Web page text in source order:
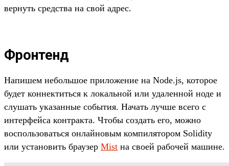
вернуть средства на свой адрес.
Фронтенд
Напишем небольшое приложение на Node.js, которое
будет коннектиться к локальной или удаленной ноде и
слушать указанные события. Начать лучше всего с
интерфейса контракта. Чтобы создать его, можно
воспользоваться онлайновым компилятором Solidity
или установить браузер Mist на своей рабочей машине.